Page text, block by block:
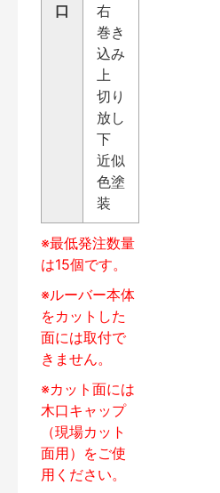
口
右
巻き
込み
上
切り
放し
下
近似
色塗
装
※最低発注数量
は15個です。
※ルーバー本体
をカットした
面には取付で
きません。
※カット面には
木口キャップ
（現場カット
面用）をご使
用ください。